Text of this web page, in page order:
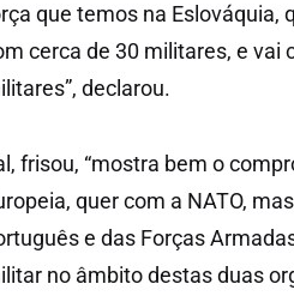
que temos na Eslováquia,
cerca de 30 militares, e vai
declarou.
frisou, “mostra bem o
quer com a NATO,
e das Forças
no âmbito destas duas